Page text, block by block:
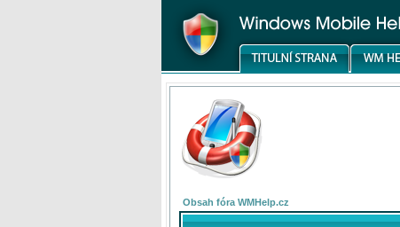
Obsah fóra WMHelp.cz